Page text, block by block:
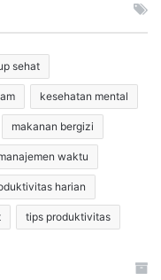
sehat
kesehatan mental
makanan bergizi
waktu
harian
tips produktivitas